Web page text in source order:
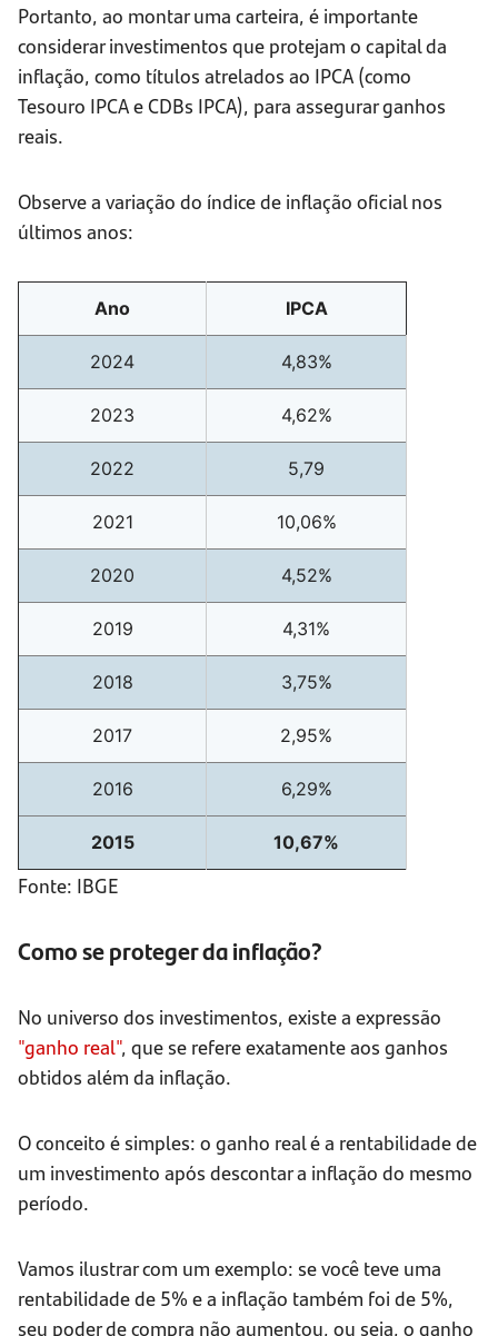
Portanto, ao montar uma carteira, é importante
considerar investimentos que protejam o capital da
inflação, como títulos atrelados ao IPCA (como
Tesouro IPCA e CDBs IPCA), para assegurar ganhos
reais.
Observe a variação do índice de inflação oficial nos
últimos anos:
Ano IPCA
2024 4,83%
2023 4,62%
2022 5,79
2021 10,06%
2020 4,52%
2019 4,31%
2018 3,75%
2017 2,95%
2016 6,29%
2015 10,67%
Fonte: IBGE
Como se proteger da inflação?
No universo dos investimentos, existe a expressão
"ganho real", que se refere exatamente aos ganhos
obtidos além da inflação.
O conceito é simples: o ganho real é a rentabilidade de
um investimento após descontar a inflação do mesmo
período.
Vamos ilustrar com um exemplo: se você teve uma
rentabilidade de 5% e a inflação também foi de 5%,
seu poder de compra não aumentou, ou seja, o ganho